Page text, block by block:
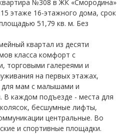
№308 в ЖК «Смородина»
этаже 16-этажного дома, срок
51,79 кв. м. Без
квартал из десяти
класса комфорт с
торговыми галереями и
на первых этажах,
мам с малышами и
В каждом подъезде - места для
бесшумные лифты,
центральные. Во
и спортивные площадки.